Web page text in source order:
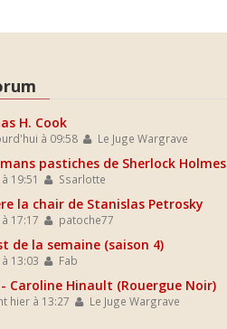
H. Cook
à 09:58 Le Juge Wargrave
pastiches de Sherlock Holmes
19:51 Ssarlotte
la chair de Stanislas Petrosky
17:17 patoche77
de la semaine (saison 4)
13:03 Fab
Caroline Hinault (Rouergue Noir)
hier à 13:27 Le Juge Wargrave